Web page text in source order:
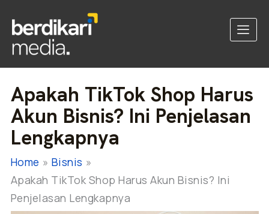
Apakah TikTok Shop Harus
Akun Bisnis? Ini Penjelasan
Lengkapnya
Home
Bisnis
Apakah TikTok Shop Harus Akun Bisnis? Ini
Penjelasan Lengkapnya